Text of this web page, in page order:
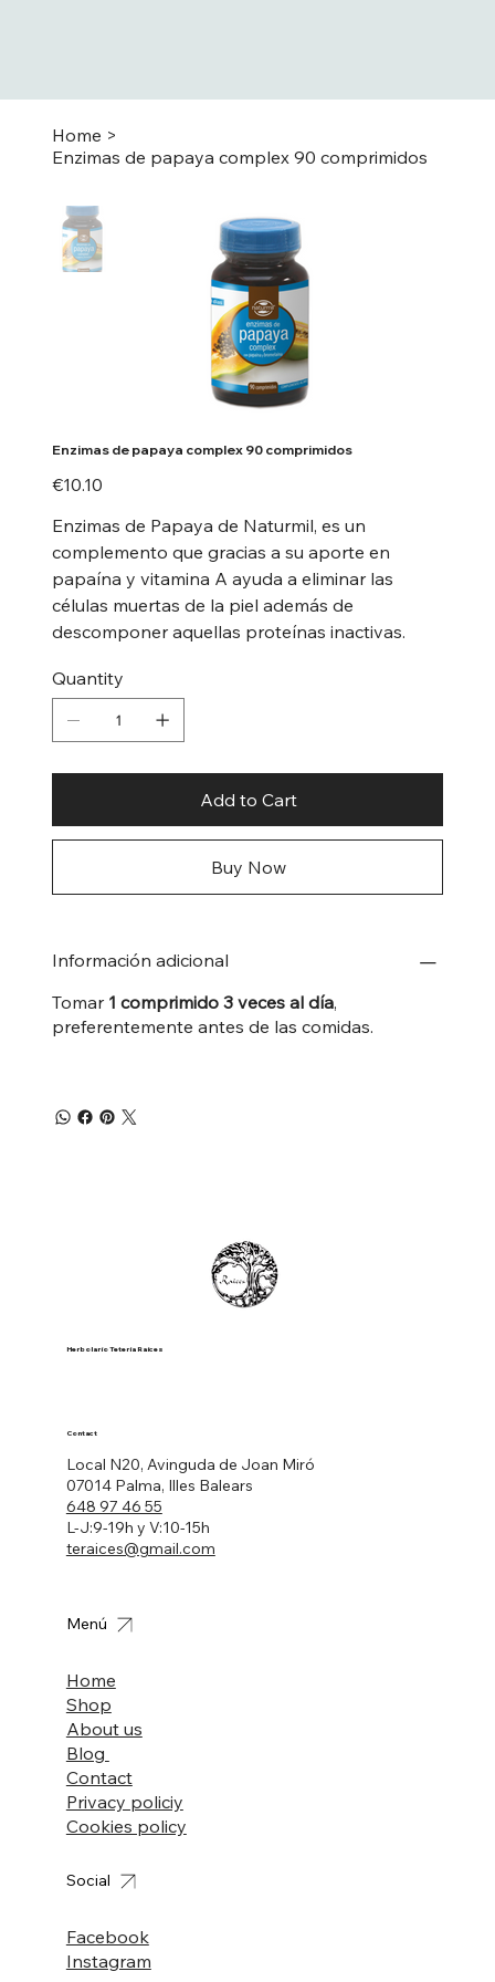
Home >
Enzimas de papaya complex 90 comprimidos
Enzimas de papaya complex 90 comprimidos
Price
€10.10
Enzimas de Papaya de Naturmil, es un
complemento que gracias a su aporte en
papaína y vitamina A ayuda a eliminar las
células muertas de la piel además de
descomponer aquellas proteínas inactivas.
Quantity
Add to Cart
Buy Now
Información adicional
Tomar 1 comprimido 3 veces al día,
preferentemente antes de las comidas.
Herbolario Tetería Raíces
Local N20, Avinguda de Joan Miró
07014 Palma, Illes Balears
648 97 46 55
L-J:9-19h y V:10-15h
teraices@gmail.com
Contact
Home
Shop
About us
Blog
Contact
Privacy policiy
Cookies policy
Menú
Facebook
Instagram
Social